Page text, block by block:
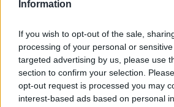
Information
If you wish to opt-out of the sale,
processing of your personal or
targeted advertising by us, please use
section to confirm your selection.
opt-out request is processed you may
interest-based ads based on personal
Nelly GSM
245.000 Ft